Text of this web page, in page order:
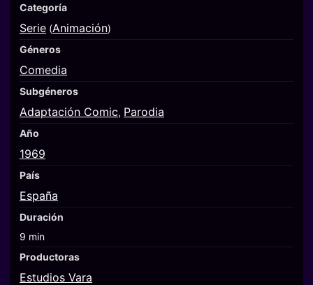
Categoría
Serie (Animación)
Géneros
Comedia
Subgéneros
Adaptación Comic, Parodia
Año
1969
País
España
Duración
9 min
Productoras
Estudios Vara